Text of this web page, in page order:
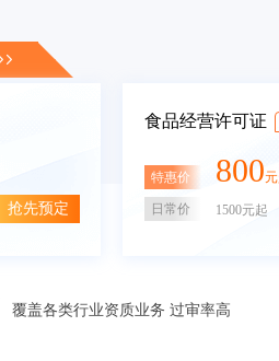
抢先预定
食品经营许可证
特惠价 800
日常价 1500元起
覆盖各类行业资质业务 过审率高